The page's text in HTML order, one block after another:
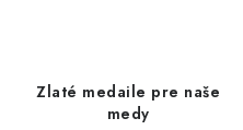
Zlaté medaile pre naše
medy